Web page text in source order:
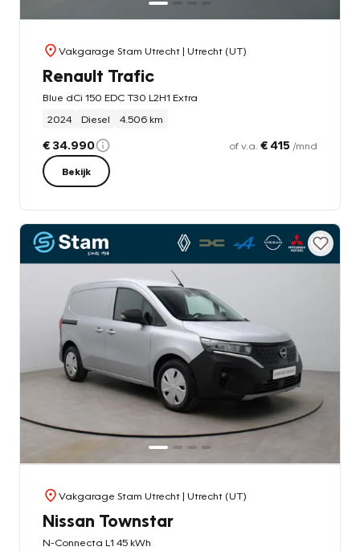
Vakgarage Stam Utrecht| Utrecht (UT)
Renault Trafic
Blue dCi 150 EDC T30 L2H1 Extra
2024
Diesel 4.506 km
€ 34.990 of v.a. € 415 /mnd
Bekijk
Vakgarage Stam Utrecht| Utrecht (UT)
Nissan Townstar
N-Connecta L1 45 kWh